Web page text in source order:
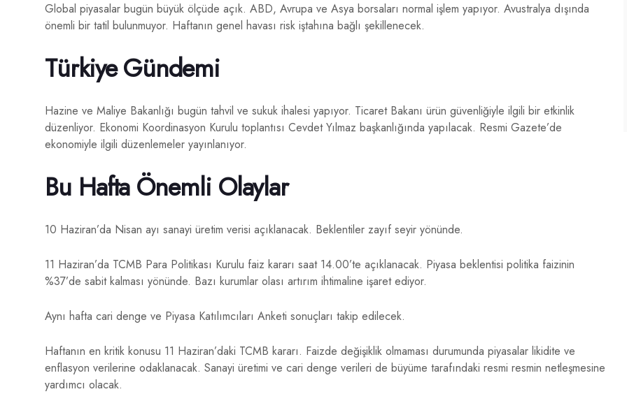
Global piyasalar bugün büyük ölçüde açık. ABD, Avrupa ve Asya borsaları normal işlem yapıyor. Avustralya dışında
önemli bir tatil bulunmuyor. Haftanın genel havası risk iştahına bağlı şekillenecek.
Türkiye Gündemi
Hazine ve Maliye Bakanlığı bugün tahvil ve sukuk ihalesi yapıyor. Ticaret Bakanı ürün güvenliğiyle ilgili bir etkinlik
düzenliyor. Ekonomi Koordinasyon Kurulu toplantısı Cevdet Yılmaz başkanlığında yapılacak. Resmi Gazete’de
ekonomiyle ilgili düzenlemeler yayınlanıyor.
Bu Hafta Önemli Olaylar
10 Haziran’da Nisan ayı sanayi üretim verisi açıklanacak. Beklentiler zayıf seyir yönünde.
11 Haziran’da TCMB Para Politikası Kurulu faiz kararı saat 14.00’te açıklanacak. Piyasa beklentisi politika faizinin
%37’de sabit kalması yönünde. Bazı kurumlar olası artırım ihtimaline işaret ediyor.
Aynı hafta cari denge ve Piyasa Katılımcıları Anketi sonuçları takip edilecek.
Haftanın en kritik konusu 11 Haziran’daki TCMB kararı. Faizde değişiklik olmaması durumunda piyasalar likidite ve
enflasyon verilerine odaklanacak. Sanayi üretimi ve cari denge verileri de büyüme tarafındaki resmi resmin netleşmesine
yardımcı olacak.